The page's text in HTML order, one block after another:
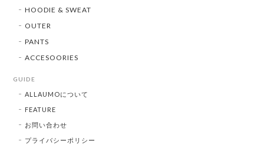
HOODIE & SWEAT
OUTER
PANTS
ACCESOORIES
GUIDE
ALLAUMOについて
FEATURE
お問い合わせ
プライバシーポリシー